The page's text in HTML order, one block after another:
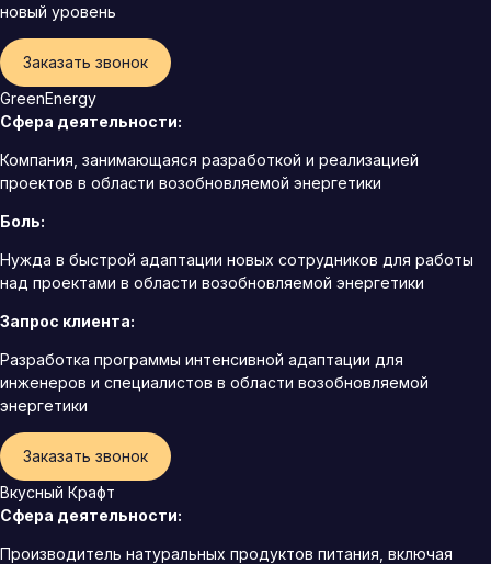
новый уровень
Заказать звонок
GreenEnergy
Сфера деятельности:
Компания, занимающаяся разработкой и реализацией
проектов в области возобновляемой энергетики
Боль:
Нужда в быстрой адаптации новых сотрудников для работы
над проектами в области возобновляемой энергетики
Запрос клиента:
Разработка программы интенсивной адаптации для
инженеров и специалистов в области возобновляемой
энергетики
Заказать звонок
Вкусный Крафт
Сфера деятельности:
Производитель натуральных продуктов питания, включая